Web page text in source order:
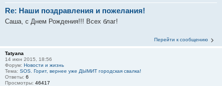
Re: Наши поздравления и пожелания!
Саша, с Днем Рождения!!! Всех благ!
Перейти к сообщению
Tatyana
14 июн 2015, 18:56
Форум: Новости и жизнь
Тема: SOS. Горит, вернее уже ДЫМИТ городская свалка!
Ответы: 6
Просмотры: 46417